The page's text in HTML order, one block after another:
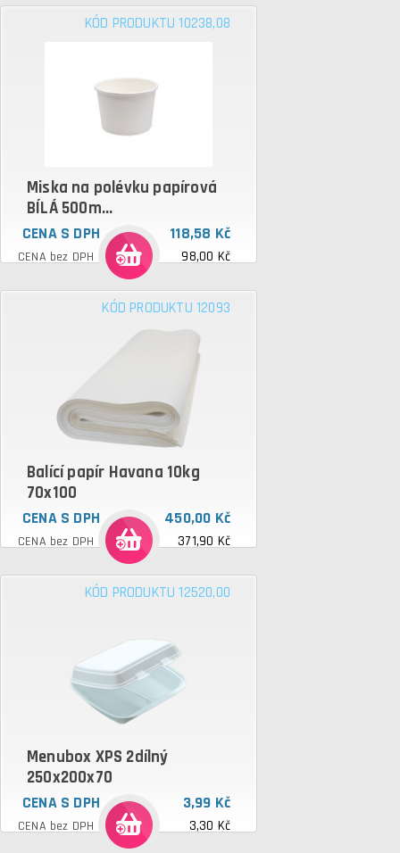
KÓD PRODUKTU 10238,08
Miska na polévku papírová
BÍLÁ 500m...
CENA S DPH 118,58 Kč
CENA bez DPH 98,00 Kč
KÓD PRODUKTU 12093
Balící papír Havana 10kg
70x100
CENA S DPH 450,00 Kč
CENA bez DPH 371,90 Kč
KÓD PRODUKTU 12520,00
Menubox XPS 2dílný
250x200x70
CENA S DPH 3,99 Kč
CENA bez DPH 3,30 Kč